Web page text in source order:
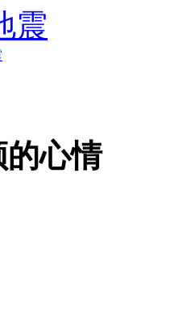
演练
合力深夜将其击毙
震
心情